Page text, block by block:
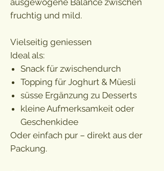
ausgewogene Balance zwischen
fruchtig und mild.
Vielseitig geniessen
Ideal als:
Snack für zwischendurch
Topping für Joghurt & Müesli
süsse Ergänzung zu Desserts
kleine Aufmerksamkeit oder
Geschenkidee
Oder einfach pur – direkt aus der
Packung.